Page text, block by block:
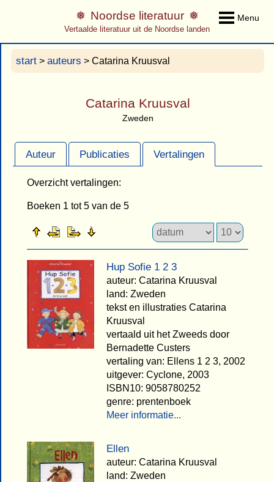
Menu
Noordse literatuur
Vertaalde literatuur uit de Noordse landen
start > auteurs > Catarina Kruusval
Catarina Kruusval
Zweden
Auteur Publicaties Vertalingen
Overzicht vertalingen:
Boeken 1 tot 5 van de 5
Hup Sofie 1 2 3
auteur: Catarina Kruusval
land: Zweden
tekst en illustraties Catarina
Kruusval
vertaald uit het Zweeds door
Bernadette Custers
vertaling van: Ellens 1 2 3, 2002
uitgever: Cyclone, 2003
ISBN10: 9058780252
genre: prentenboek
Meer informatie...
Ellen
auteur: Catarina Kruusval
land: Zweden